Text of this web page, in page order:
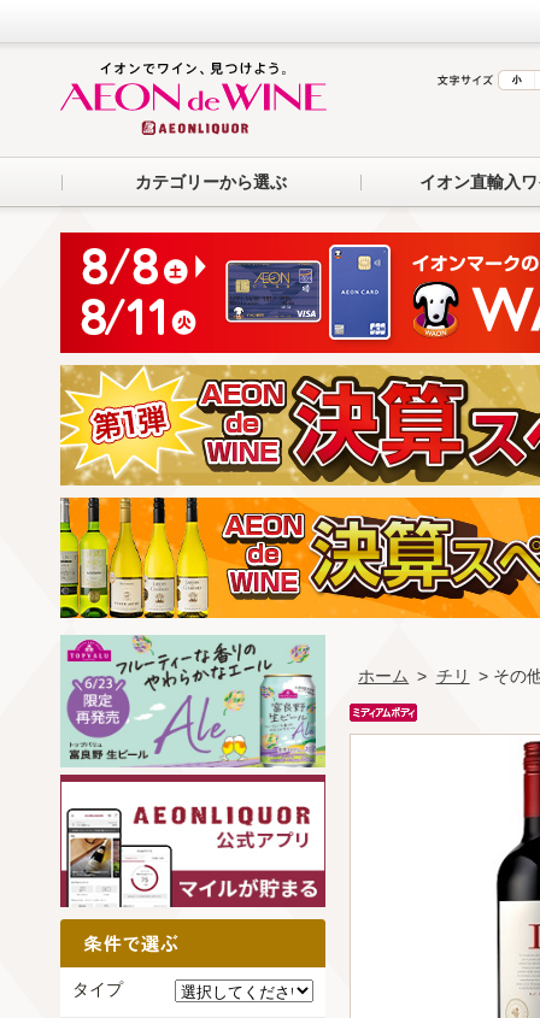
カテゴリーから選ぶ イオン直輸入
ホーム > チリ > その
タイプ